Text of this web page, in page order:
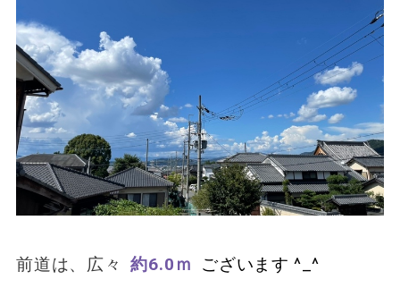
前道は、広々約6.0ｍ ございます ^_^